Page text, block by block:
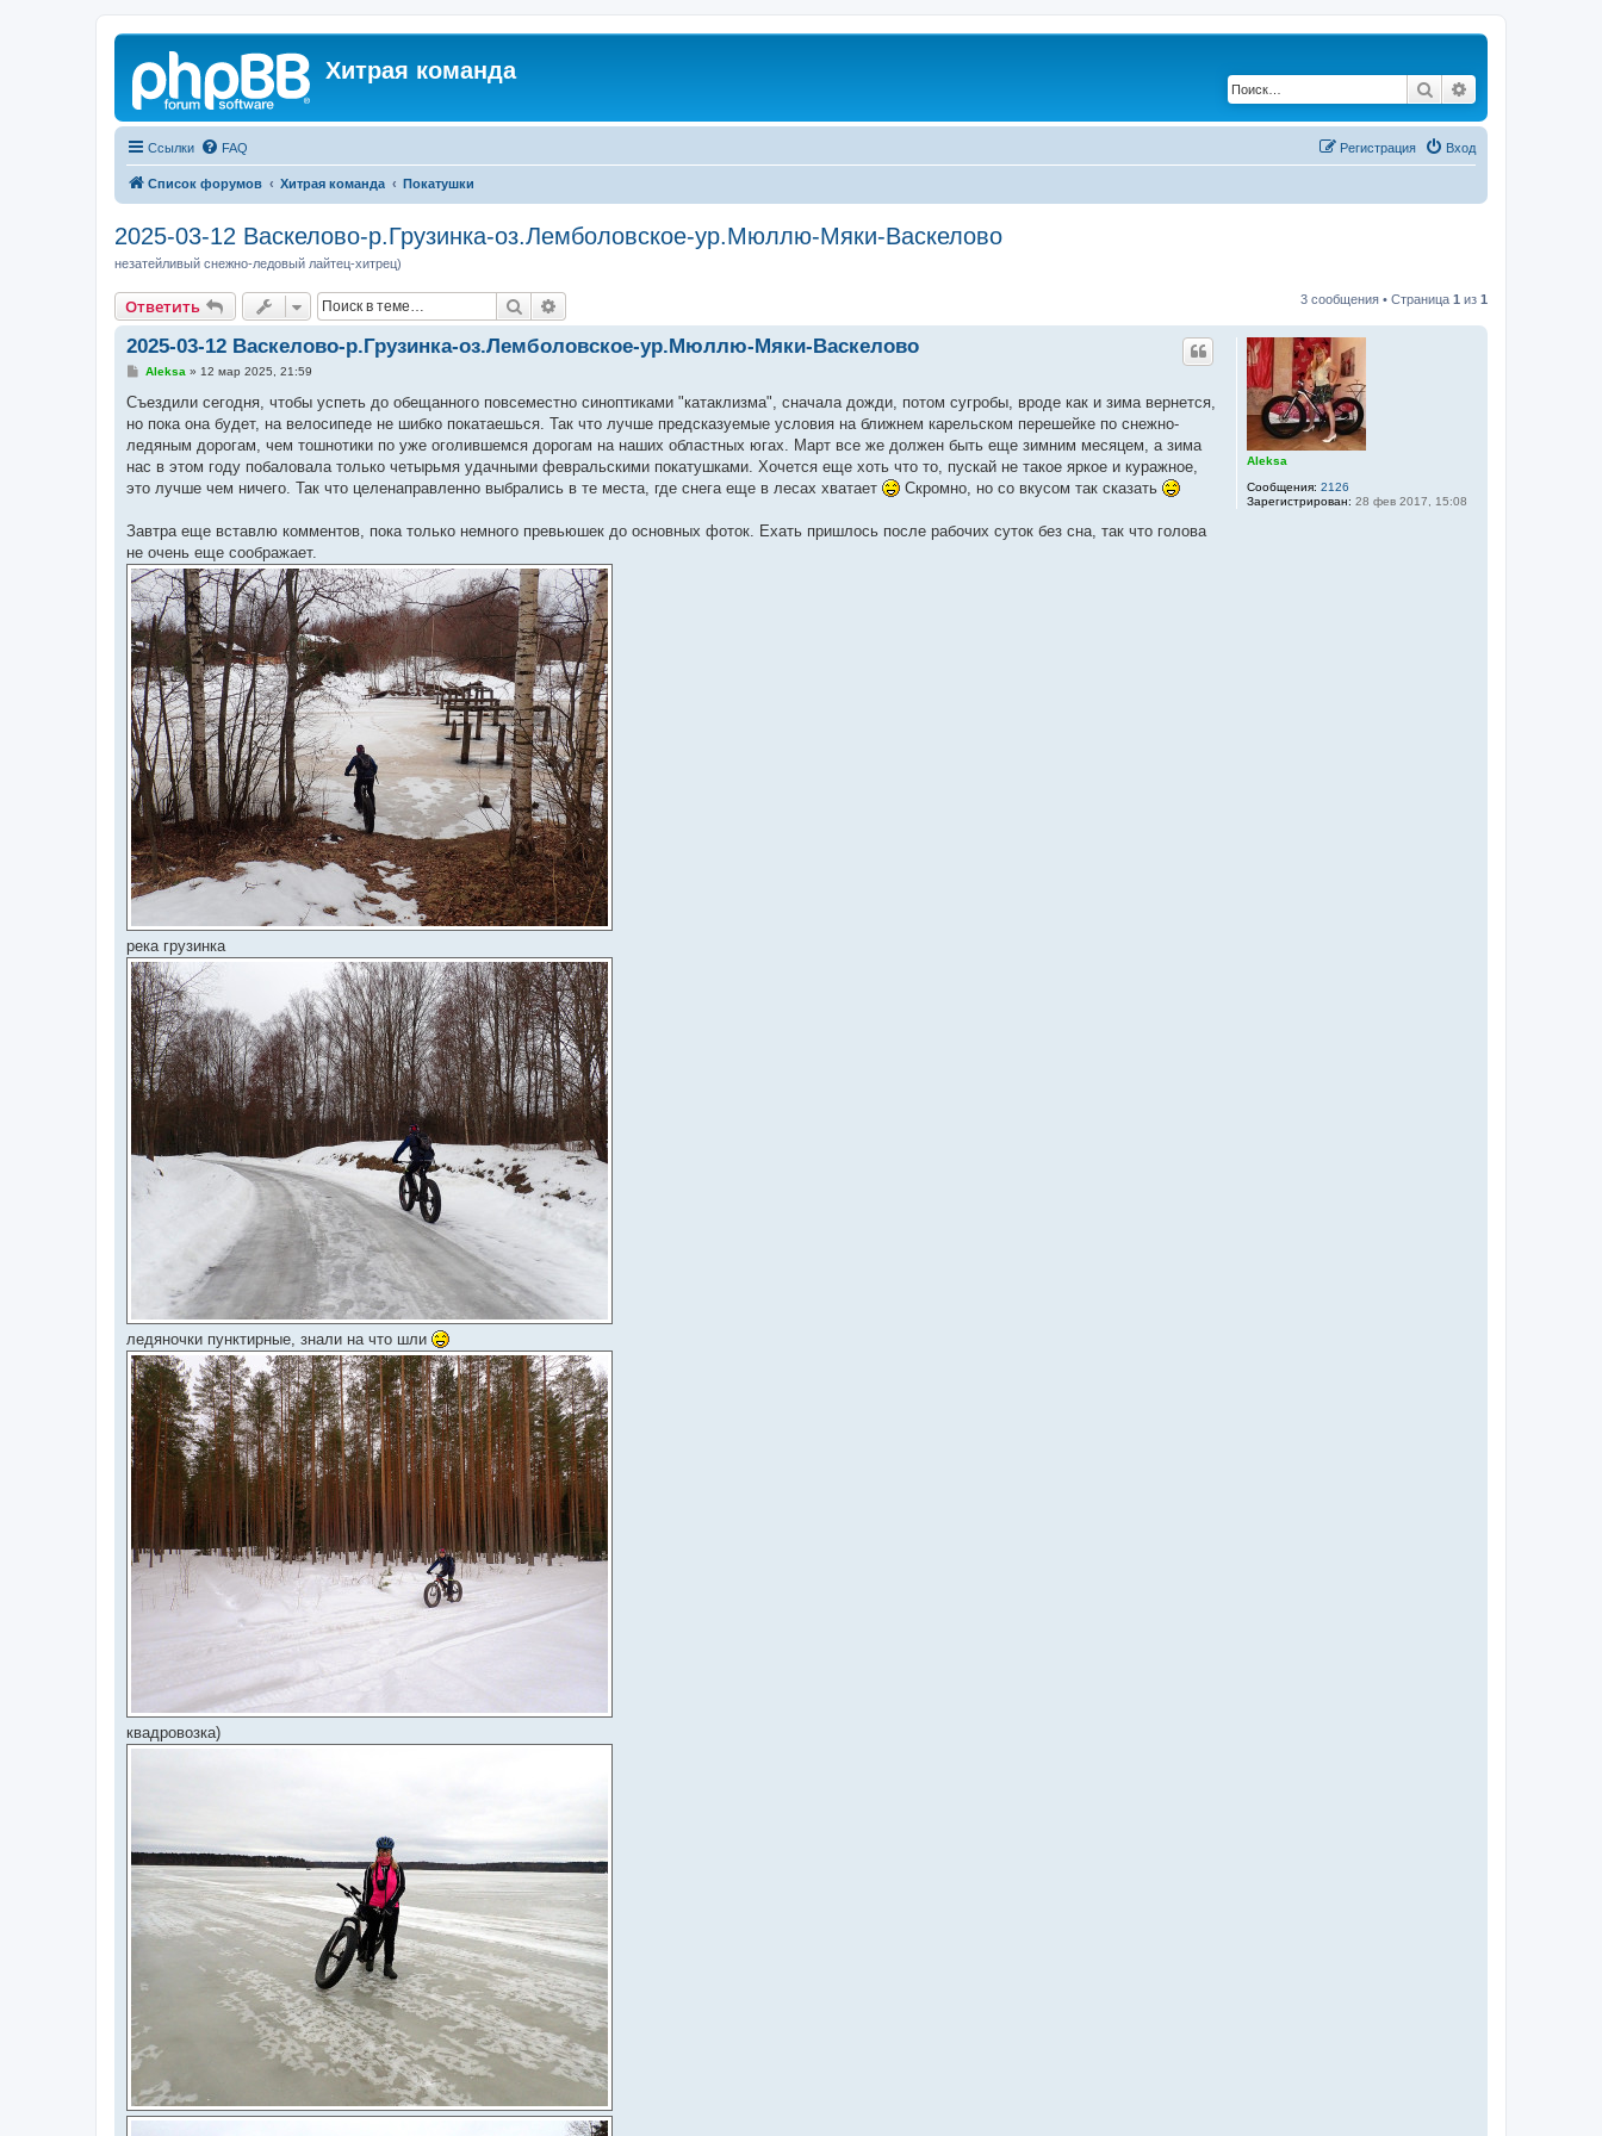
Хитрая команда
Поиск
Ссылки FAQ Вход
Регистрация
Список форумов Хитрая команда Покатушки
2025-03-12 Васкелово-р.Грузинка-оз.Лемболовское-ур.Мюллю-Мяки-Васкелово
незатейливый снежно-ледовый лайтец-хитрец)
Ответить Поиск 3 сообщения • Страница 1 из 1
Aleksa
Сообщения: 2126
Зарегистрирован: 28 фев 2017, 15:08
2025-03-12 Васкелово-р.Грузинка-оз.Лемболовское-ур.Мюллю-Мяки-Васкелово
С
о
щ
е
н
и
е
Aleksa » 12 мар 2025, 21:59
Съездили сегодня, чтобы успеть до обещанного повсеместно синоптиками "катаклизма", сначала дожди, потом сугробы, вроде как и зима вернется,
но пока она будет, на велосипеде не шибко покатаешься. Так что лучше предсказуемые условия на ближнем карельском перешейке по снежно-
ледяным дорогам, чем тошнотики по уже оголившемся дорогам на наших областных югах. Март все же должен быть еще зимним месяцем, а зима
нас в этом году побаловала только четырьмя удачными февральскими покатушками. Хочется еще хоть что то, пускай не такое яркое и куражное,
это лучше чем ничего. Так что целенаправленно выбрались в те места, где снега еще в лесах хватает
Скромно, но со вкусом так сказать
Завтра еще вставлю комментов, пока только немного превьюшек до основных фоток. Ехать пришлось после рабочих суток без сна, так что голова
не очень еще соображает.
река грузинка
ледяночки пунктирные, знали на что шли
квадровозка)